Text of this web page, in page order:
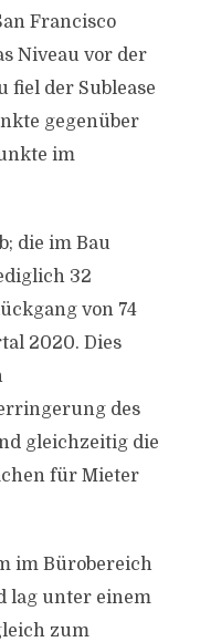
Francisco
Niveau vor der
fiel der Sublease
gegenüber
im
die im Bau
32
von 74
2020. Dies
des
gleichzeitig die
für Mieter
im Bürobereich
lag unter einem
zum